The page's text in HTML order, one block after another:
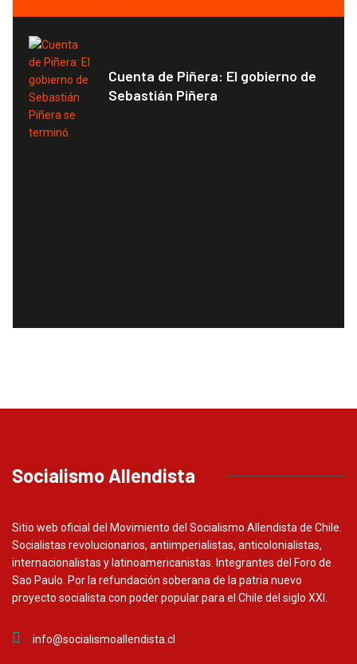
Cuenta de Piñera: El gobierno de
Sebastián Piñera
Socialismo Allendista
Sitio web oficial del Movimiento del Socialismo Allendista de Chile.
Socialistas revolucionarios, antiimperialistas, anticolonialistas,
internacionalistas y latinoamericanistas. Integrantes del Foro de
Sao Paulo. Por la refundación soberana de la patria nuevo
proyecto socialista con poder popular para el Chile del siglo XXI.
info@socialismoallendista.cl